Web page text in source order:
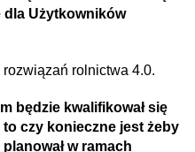
dla Użytkowników
rolnictwa 4.0.
będzie kwalifikował się
czy konieczne jest żeby
w ramach